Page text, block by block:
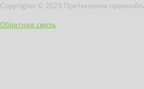
Copyrights © 2023 Претензиии
Обратная связь